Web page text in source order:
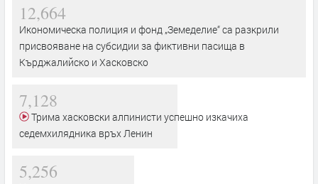
12,664
Икономическа полиция и фонд „Земеделие“ са разкрили
присвояване на субсидии за фиктивни пасища в
Кърджалийско и Хасковско
7,128
седемхилядника връх Ленин
5,256